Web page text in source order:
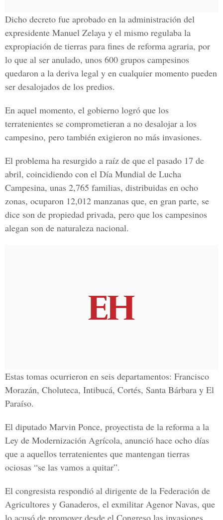
Dicho decreto fue aprobado en la administración del
expresidente Manuel Zelaya y el mismo regulaba la
expropiación de tierras para fines de reforma agraria, por
lo que al ser anulado, unos 600 grupos campesinos
quedaron a la deriva legal y en cualquier momento pueden
ser desalojados de los predios.
En aquel momento, el gobierno logró que los
terratenientes se comprometieran a no desalojar a los
campesino, pero también exigieron no más invasiones.
El problema ha resurgido a raíz de que el pasado 17 de
abril, coincidiendo con el Día Mundial de Lucha
Campesina, unas 2,765 familias, distribuidas en ocho
zonas, ocuparon 12,012 manzanas que, en gran parte, se
dice son de propiedad privada, pero que los campesinos
alegan son de naturaleza nacional.
Estas tomas ocurrieron en seis departamentos: Francisco
Morazán, Choluteca, Intibucá, Cortés, Santa Bárbara y El
Paraíso.
El diputado Marvin Ponce, proyectista de la reforma a la
Ley de Modernización Agrícola, anunció hace ocho días
que a aquellos terratenientes que mantengan tierras
ociosas “se las vamos a quitar”.
El congresista respondió al dirigente de la Federación de
Agricultores y Ganaderos, el exmilitar Agenor Navas, que
lo acusó de promover desde el Congreso las invasiones.